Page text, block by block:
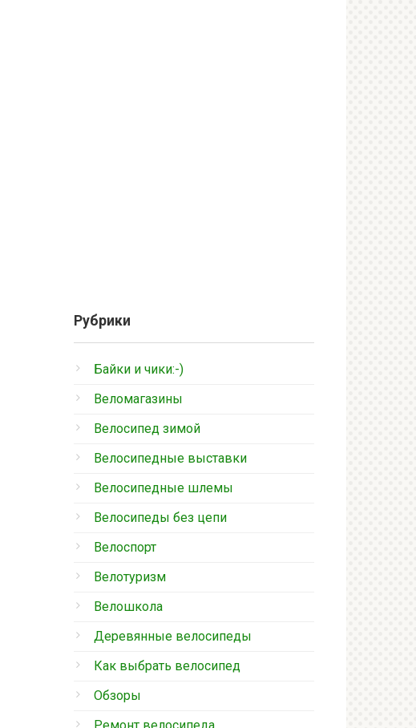
Рубрики
Байки и чики:-)
Веломагазины
Велосипед зимой
Велосипедные выставки
Велосипедные шлемы
Велосипеды без цепи
Велоспорт
Велотуризм
Велошкола
Деревянные велосипеды
Как выбрать велосипед
Обзоры